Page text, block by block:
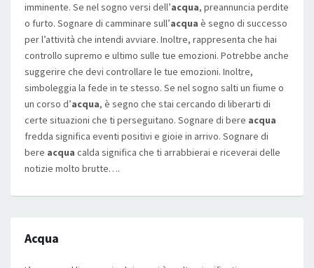
imminente. Se nel sogno versi dell’acqua, preannuncia perdite
o furto. Sognare di camminare sull’acqua è segno di successo
per l’attività che intendi avviare. Inoltre, rappresenta che hai
controllo supremo e ultimo sulle tue emozioni. Potrebbe anche
suggerire che devi controllare le tue emozioni. Inoltre,
simboleggia la fede in te stesso. Se nel sogno salti un fiume o
un corso d’acqua, è segno che stai cercando di liberarti di
certe situazioni che ti perseguitano. Sognare di bere acqua
fredda significa eventi positivi e gioie in arrivo. Sognare di
bere acqua calda significa che ti arrabbierai e riceverai delle
notizie molto brutte….
Acqua